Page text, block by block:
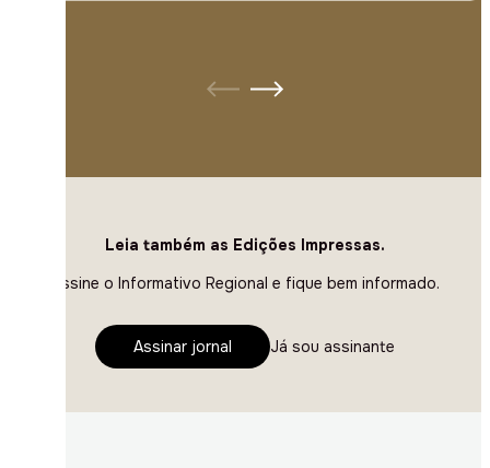
Leia também as Edições Impressas.
Assine o Informativo Regional e fique bem informado.
Assinar jornal Já sou assinante